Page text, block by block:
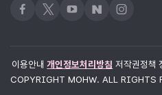
페이스북
x 유튜브네이버블로그
인스타그
이용안내 개인정보처리방침 저작권정책
COPYRIGHT MOHW. ALL RIGHTS